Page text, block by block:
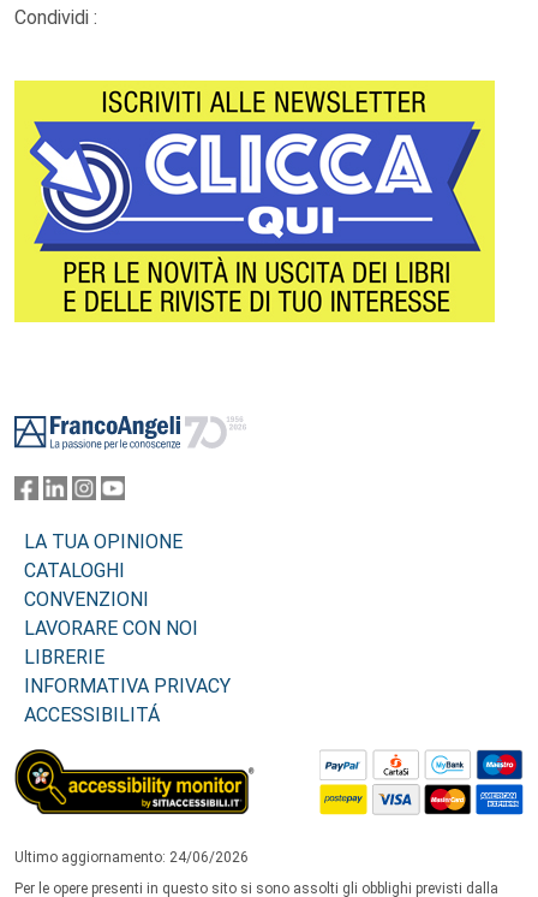
Condividi :
LA TUA OPINIONE
CATALOGHI
CONVENZIONI
LAVORARE CON NOI
LIBRERIE
INFORMATIVA PRIVACY
ACCESSIBILITÁ
Ultimo aggiornamento: 24/06/2026
Per le opere presenti in questo sito si sono assolti gli obblighi previsti dalla